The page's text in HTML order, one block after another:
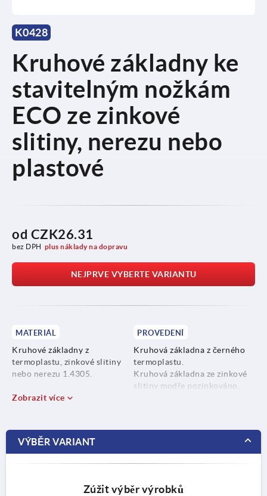
K0428
Kruhové základny ke
stavitelným nožkám
ECO ze zinkové
slitiny, nerezu nebo
plastové
od CZK26.31
bez DPH plus náklady na dopravu
NEJPRVE VYBERTE VARIANTU
MATERIÁL
Kruhové základny z
termoplastu, zinkové slitiny
nebo nerezu 1.4305.
Protiskluzová podložka z
PROVEDENÍ
Kruhová základna z černého
termoplastu.
Kruhová základna ze zinkové
slitiny modře pozinkováno.
Zobrazit více
VÝBĚR VARIANT
Zúžit výběr výrobků